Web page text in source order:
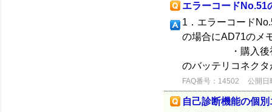
エラーコードNo.51
1．エラーコード
の場合にAD71の
・購入後初め
のバッテリコネ
FAQ番号：14502 公開日
自己診断機能の個